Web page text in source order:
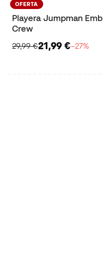
OFERTA
Playera Jumpman Emb
Crew
29,99 €21,99 €−27%